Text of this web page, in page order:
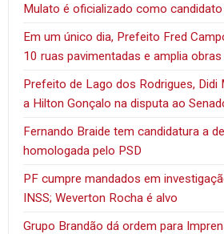
Mulato é oficializado como
Em um único dia, Prefeito Fred
10 ruas pavimentadas e amplia
Prefeito de Lago dos Rodrigues, Didi
a Hilton Gonçalo na disputa ao
Fernando Braide tem candidatura a
homologada pelo PSD
PF cumpre mandados em
INSS; Weverton Rocha é alvo
Grupo Brandão dá ordem para